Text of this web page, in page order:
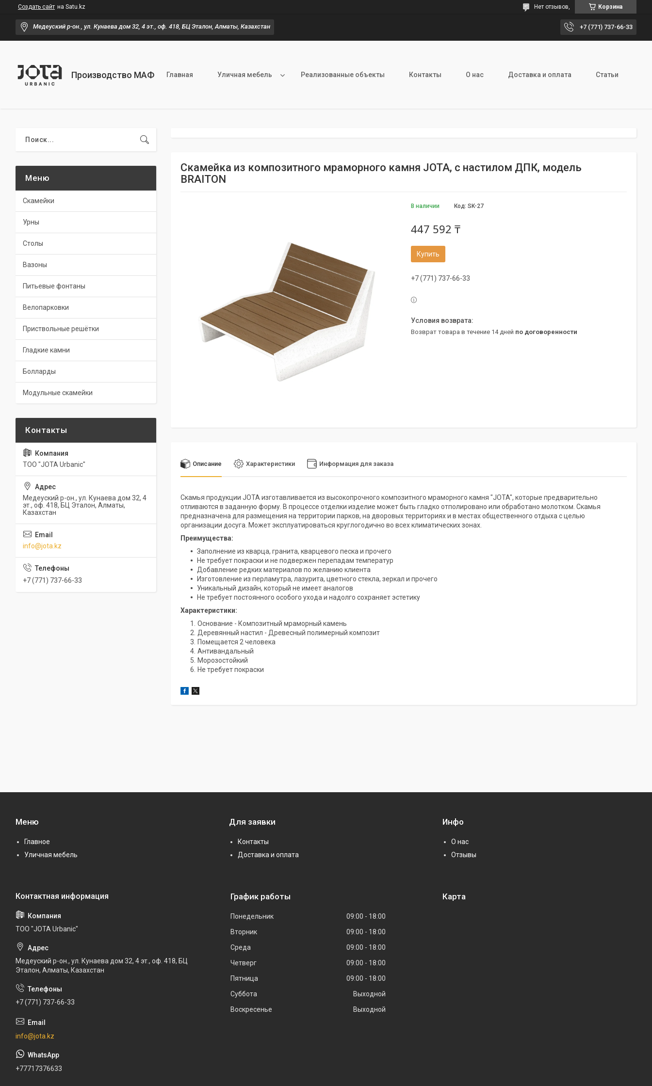
Создать сайт на Satu.kz Корзина
Нет отзывов,
Медеуский р-он., ул. Кунаева дом 32, 4 эт., оф. 418, БЦ Эталон, Алматы, Казахстан +7 (771) 737-66-33
Производство МАФ Главная Уличная мебель Реализованные объекты Контакты О нас Доставка и оплата Статьи
Скамейка из композитного мраморного камня JOTA, c настилом ДПК, модель
BRAITON
В наличии Код: SK-27
447 592 ₸
Купить
+7 (771) 737-66-33
возврат товара в течение 14 дней по договоренности
Описание Характеристики Информация для заказа
Скамья продукции JOTA изготавливается из высокопрочного композитного мраморного камня "JOTA", которые предварительно
отливаются в заданную форму. В процессе отделки изделие может быть гладко отполировано или обработано молотком. Скамья
предназначена для размещения на территории парков, на дворовых территориях и в местах общественного отдыха с целью
организации досуга. Может эксплуатироваться круглогодично во всех климатических зонах.
Преимущества:
Заполнение из кварца, гранита, кварцевого песка и прочего
Не требует покраски и не подвержен перепадам температур
Добавление редких материалов по желанию клиента
Изготовление из перламутра, лазурита, цветного стекла, зеркал и прочего
Уникальный дизайн, который не имеет аналогов
Не требует постоянного особого ухода и надолго сохраняет эстетику
Характеристики:
Основание - Композитный мраморный камень
Деревянный настил - Древесный полимерный композит
Помещается 2 человека
Антивандальный
Морозостойкий
Не требует покраски
Скамейки
Урны
Столы
Вазоны
Питьевые фонтаны
Велопарковки
Приствольные решётки
Гладкие камни
Болларды
Модульные скамейки
ТОО "JOTA Urbanic"
Медеуский р-он., ул. Кунаева дом 32, 4
эт., оф. 418, БЦ Эталон, Алматы,
Казахстан
info@jota.kz
+7 (771) 737-66-33
Меню
Главное
Уличная мебель
Для заявки
Контакты
Доставка и оплата
Инфо
О нас
Отзывы
ТОО "JOTA Urbanic"
Медеуский р-он., ул. Кунаева дом 32, 4 эт., оф. 418, БЦ
Эталон, Алматы, Казахстан
+7 (771) 737-66-33
info@jota.kz
+77717376633
График работы
Понедельник 09:00
18:00
Вторник
09:00
18:00
Среда
09:00
18:00
Четверг
09:00
18:00
Пятница
09:00
18:00
Суббота
Выходной
Воскресенье
Выходной
Карта